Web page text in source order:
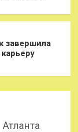
завершила
Атланта